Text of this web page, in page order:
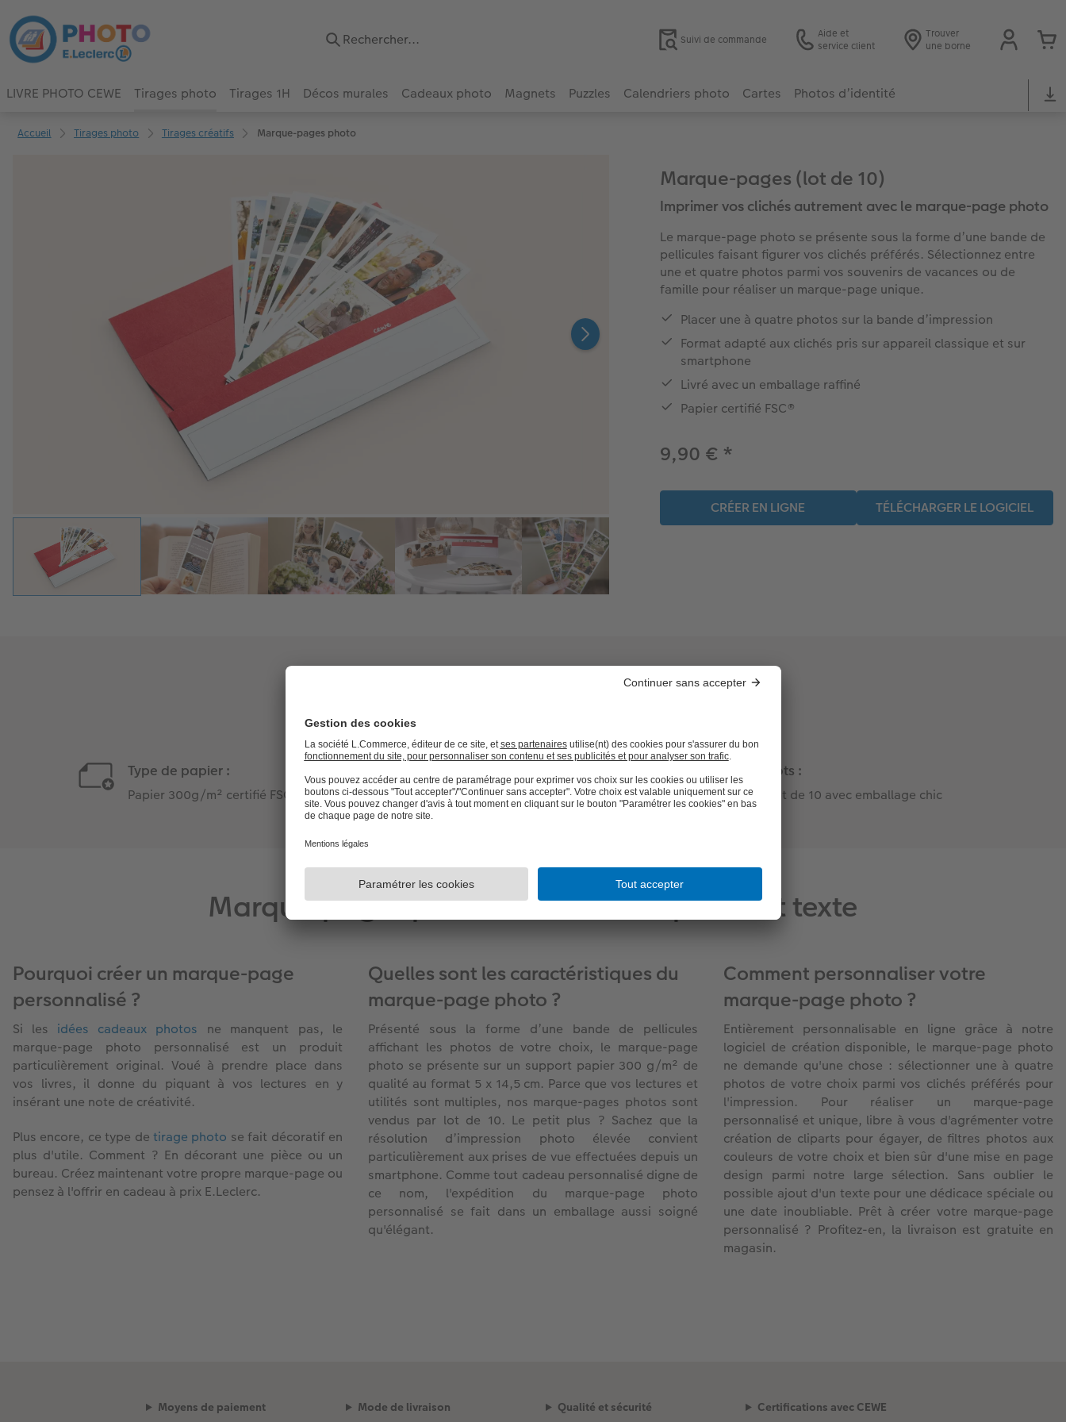
Suivi de commande
Aide et
service client
Trouver
une borne
LIVRE PHOTO CEWE Tirages photo Tirages 1H Décos murales Cadeaux photo Magnets Puzzles Calendriers photo Cartes Photos d’identité
Accueil Tirages photo Tirages créatifs Marque-pages photo
Marque-pages (lot de 10)
Imprimer vos clichés autrement avec le marque-page photo
Le marque-page photo se présente sous la forme d’une bande de
pellicules faisant figurer vos clichés préférés. Sélectionnez entre
une et quatre photos parmi vos souvenirs de vacances ou de
famille pour réaliser un marque-page unique.
Placer une à quatre photos sur la bande d’impression
Format adapté aux clichés pris sur appareil classique et sur
smartphone
Livré avec un emballage raffiné
Papier certifié FSC®
9,90 € *
Informations produit :
Type de papier :
Papier 300g/m² certifié FSC®
Format :
5 x 14,5 cm
Lots :
Lot de 10 avec emballage chic
Marque-pages personnalisés avec photo et texte
Pourquoi créer un marque-page
personnalisé ?
Si les idées cadeaux photos ne manquent pas, le
marque-page photo personnalisé est un produit
particulièrement original. Voué à prendre place dans
vos livres, il donne du piquant à vos lectures en y
insérant une note de créativité.
Plus encore, ce type de tirage photo se fait décoratif en
plus d'utile. Comment ? En décorant une pièce ou un
bureau. Créez maintenant votre propre marque-page ou
pensez à l'offrir en cadeau à prix E.Leclerc.
Quelles sont les caractéristiques du
marque-page photo ?
Présenté sous la forme d’une bande de pellicules
affichant les photos de votre choix, le marque-page
photo se présente sur un support papier 300 g/m² de
qualité au format 5 x 14,5 cm. Parce que vos lectures et
utilités sont multiples, nos marque-pages photos sont
vendus par lot de 10. Le petit plus ? Sachez que la
résolution d’impression photo élevée convient
particulièrement aux prises de vue effectuées depuis un
smartphone. Comme tout cadeau personnalisé digne de
ce nom, l'expédition du marque-page photo
personnalisé se fait dans un emballage aussi soigné
qu'élégant.
Comment personnaliser votre
marque-page photo ?
Entièrement personnalisable en ligne grâce à notre
logiciel de création disponible, le marque-page photo
ne demande qu'une chose : sélectionner une à quatre
photos de votre choix parmi vos clichés préférés pour
l'impression. Pour réaliser un marque-page
personnalisé et unique, libre à vous d'agrémenter votre
création de cliparts pour égayer, de filtres photos aux
couleurs de votre choix et bien sûr d'une mise en page
design parmi notre large sélection. Sans oublier le
possible ajout d'un texte pour une dédicace spéciale ou
une date inoubliable. Prêt à créer votre marque-page
personnalisé ? Profitez-en, la livraison est gratuite en
magasin.
Moyens de paiement Mode de livraison Qualité et sécurité Certifications avec CEWE